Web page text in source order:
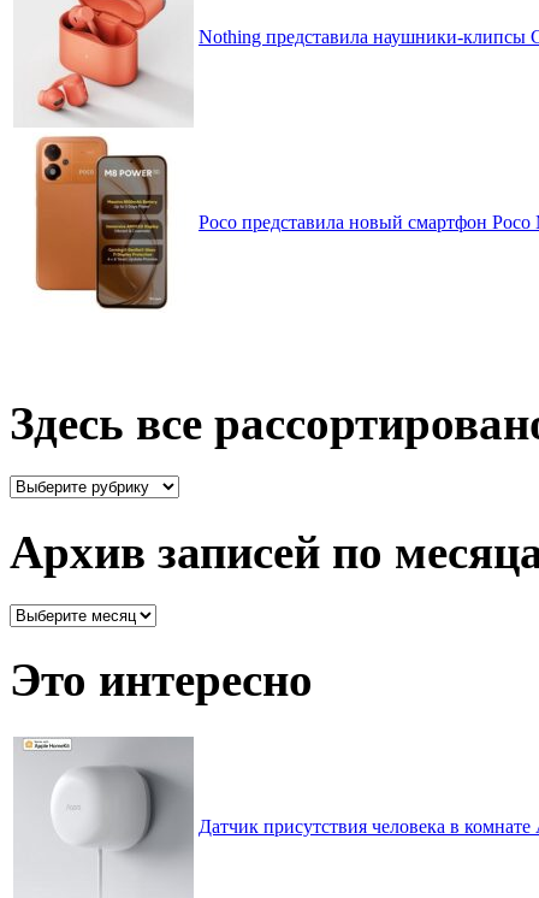
Nothing представила наушники-клипсы
Poco представила новый смартфон
Здесь все
Здесь
Архив записей по
Архив
месяцам
Это интересно
Датчик присутствия человека в